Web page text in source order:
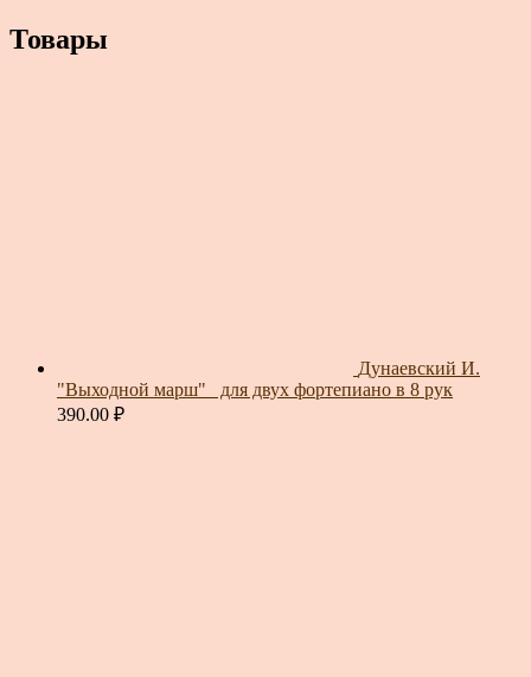
Товары
Дунаевский И.
"Выходной марш"_ для двух фортепиано в 8 рук
390.00 ₽